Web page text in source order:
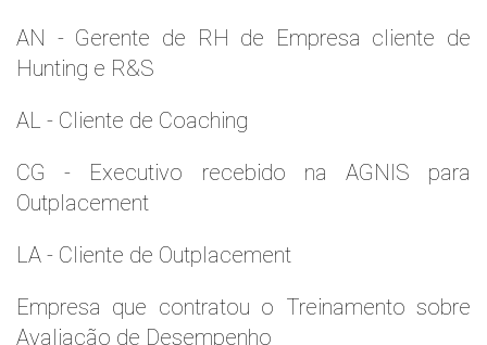
AN - Gerente de RH de Empresa cliente de
Hunting e R&S
AL - Cliente de Coaching
CG - Executivo recebido na AGNIS para
Outplacement
LA - Cliente de Outplacement
Empresa que contratou o Treinamento sobre
Avaliação de Desempenho